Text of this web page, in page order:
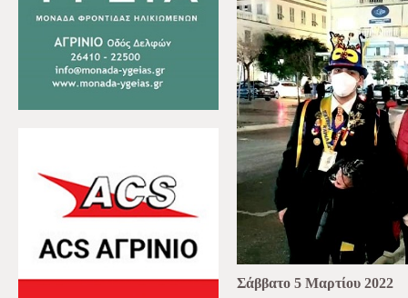
Σάββατο 5 Μαρτίου 2022